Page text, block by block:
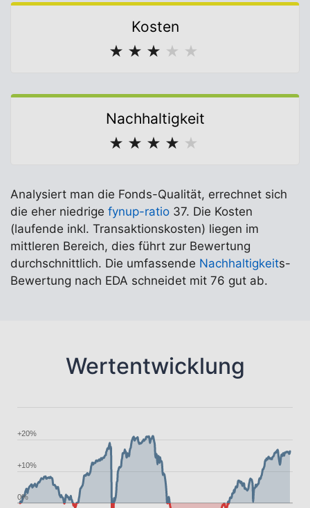
Kosten
★ ★ ★ ★ ★
Nachhaltigkeit
★ ★ ★ ★ ★
Analysiert man die Fonds-Qualität, errechnet sich
die eher niedrige fynup-ratio 37. Die Kosten
(laufende inkl. Transaktionskosten) liegen im
mittleren Bereich, dies führt zur Bewertung
durchschnittlich. Die umfassende Nachhaltigkeits-
Bewertung nach EDA schneidet mit 76 gut ab.
Wertentwicklung
0%
+10%
+20%